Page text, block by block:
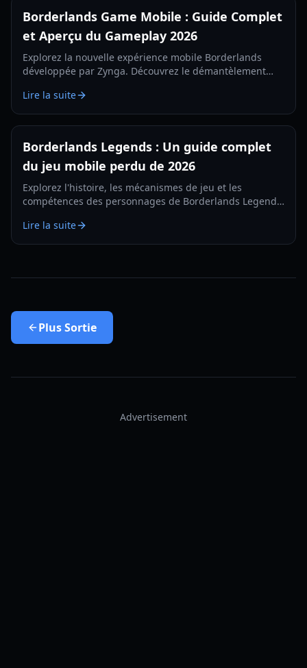
Borderlands Game Mobile : Guide Complet
et Aperçu du Gameplay 2026
Explorez la nouvelle expérience mobile Borderlands
développée par Zynga. Découvrez le démantèlement
première personne dans notre guide 2026.
Lire la suite
Borderlands Legends : Un guide complet
du jeu mobile perdu de 2026
Explorez l'histoire, les mécanismes de jeu et les
compétences des personnages de Borderlands Legends,
comment accéder à cette pépite perdue en 2026.
Lire la suite
PlusSortie
Advertisement